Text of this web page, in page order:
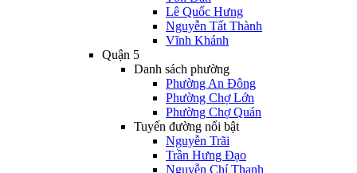
Lê Quốc Hưng
Nguyễn Tất Thành
Vĩnh Khánh
Quận 5
Danh sách phường
Phường An Đông
Phường Chợ Lớn
Phường Chợ Quán
Tuyến đường nổi bật
Nguyễn Trãi
Trần Hưng Đạo
Nguyễn Chí Thanh